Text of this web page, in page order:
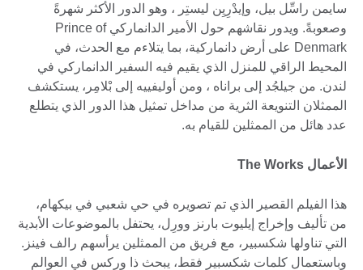
سايمن راسِّل بيل، وإيدْرِيِن ليستِر ، وهو الدور الأكثر شهرةً
وصعوبةً. ويدور نقاشهم حول الأمير الدانماركي Prince of
Denmark على أرض دانماركية، بما يتلاءم مع الحدث، في
المحيط الراقي للمنزل الذي يقيم فيه السفير الدانماركي في
لندن. من جيلجُد إلى براناه ، ومن أوليفييه إلى بْلامِر، يستكشف
الممثلان التنويعة الثرية من مداخل تمثيل هذا الدور الذي يتطلع
عدد هائل من الممثلين للقيام به.
الأعمال The Works
هذا الفيلم القصير الذي تم تصويره في حي شعبي في بيكهام،
من تأليف وإخراج إيليوت بارنز وورِل، يحتفل بالموضوعات الأبدية
التي تناولها شكسبير، مع فريق من الممثلين يرأسهم رالف فينز.
وباستعمال كلمات شكسبير فقط، يبحث ذا وركس في العوالم